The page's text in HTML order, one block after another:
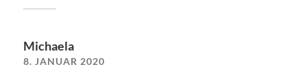
Michaela
8. JANUAR 2020